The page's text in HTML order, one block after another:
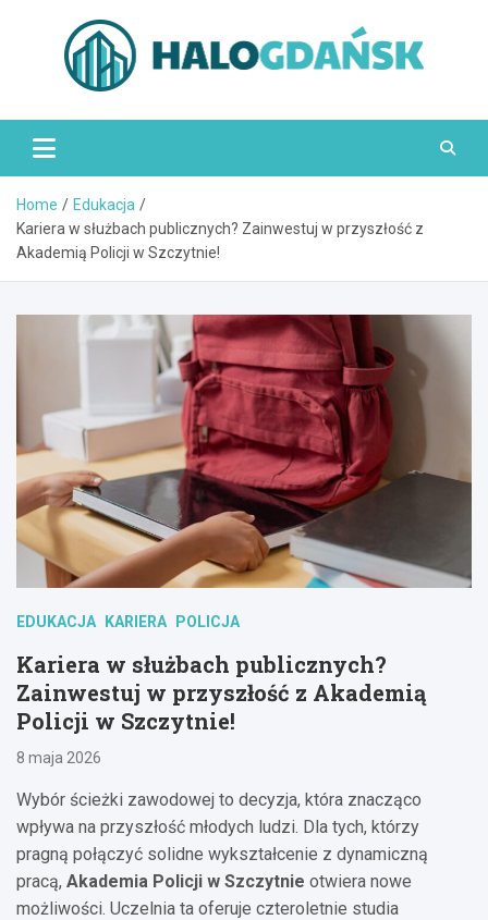
HaloGdańsk.pl
Home
Edukacja
Kariera w służbach publicznych? Zainwestuj w przyszłość z
Akademią Policji w Szczytnie!
EDUKACJA KARIERA POLICJA
Kariera w służbach publicznych?
Zainwestuj w przyszłość z Akademią
Policji w Szczytnie!
8 maja 2026
Wybór ścieżki zawodowej to decyzja, która znacząco
wpływa na przyszłość młodych ludzi. Dla tych, którzy
pragną połączyć solidne wykształcenie z dynamiczną
pracą, Akademia Policji w Szczytnie otwiera nowe
możliwości. Uczelnia ta oferuje czteroletnie studia